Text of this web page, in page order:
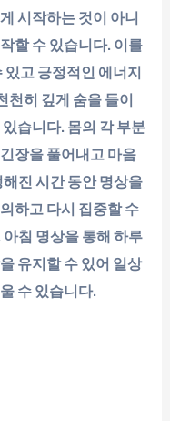
시작하는 것이 아니
할 수 있습니다. 이를
고 긍정적인 에너지
천히 깊게 숨을 들이
습니다. 몸의 각 부분
장을 풀어내고 마음
진 시간 동안 명상을
하고 다시 집중할 수
침 명상을 통해 하루
유지할 수 있어 일상
수 있습니다.